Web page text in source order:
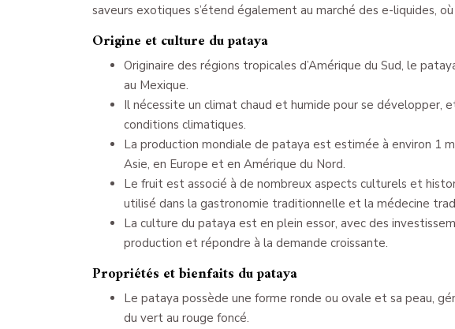
saveurs exotiques s’étend également au marché des e-liquides,
Origine et culture du pataya
Originaire des régions tropicales d’Amérique du Sud, le
au Mexique.
Il nécessite un climat chaud et humide pour se
conditions climatiques.
La production mondiale de pataya est estimée à environ 1
Asie, en Europe et en Amérique du Nord.
Le fruit est associé à de nombreux aspects culturels et
utilisé dans la gastronomie traditionnelle et la médecine
La culture du pataya est en plein essor, avec des
production et répondre à la demande croissante.
Propriétés et bienfaits du pataya
Le pataya possède une forme ronde ou ovale et sa peau,
du vert au rouge foncé.